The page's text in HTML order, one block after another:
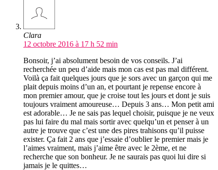
Clara
12 octobre 2016 à 17 h 52 min
Bonsoir, j’ai absolument besoin de vos conseils. J’ai
recherchée un peu d’aide mais mon cas est pas mal différent.
Voilà ça fait quelques jours que je sors avec un garçon qui me
plait depuis moins d’un an, et pourtant je repense encore à
mon premier amour, que je croise tout les jours et dont je suis
toujours vraiment amoureuse… Depuis 3 ans… Mon petit ami
est adorable… Je ne sais pas lequel choisir, puisque je ne veux
pas lui faire du mal mais sortir avec quelqu’un et penser à un
autre je trouve que c’est une des pires trahisons qu’il puisse
exister. Ça fait 2 ans que j’essaie d’oublier le premier mais je
l’aimes vraiment, mais j’aime être avec le 2ème, et ne
recherche que son bonheur. Je ne saurais pas quoi lui dire si
jamais je le quittes…